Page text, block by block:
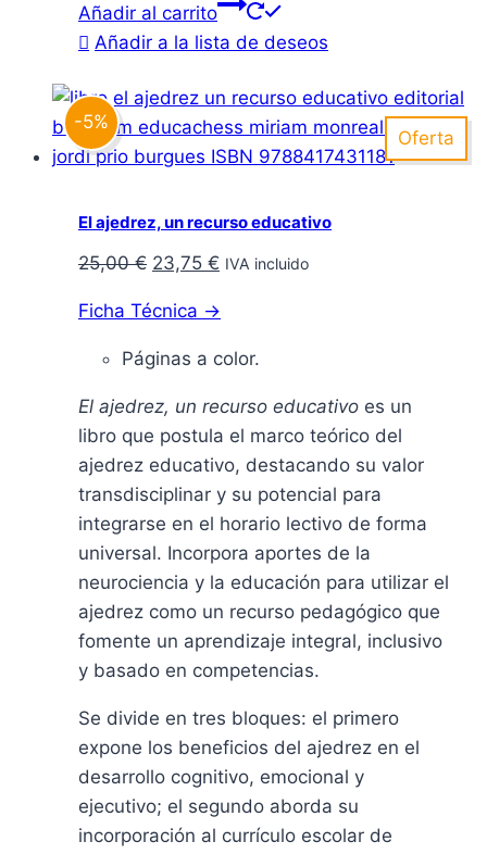
Añadir al carrito
Añadir a la lista de deseos
Oferta
-5%
El ajedrez, un recurso educativo
25,00€ El
original
era:
23,75 € El
actual
es:
IVA incluido
Ficha Técnica →
Páginas a color.
El ajedrez, un recurso educativo es un
libro que postula el marco teórico del
ajedrez educativo, destacando su valor
transdisciplinar y su potencial para
integrarse en el horario lectivo de forma
universal. Incorpora aportes de la
neurociencia y la educación para utilizar el
ajedrez como un recurso pedagógico que
fomente un aprendizaje integral, inclusivo
y basado en competencias.
Se divide en tres bloques: el primero
expone los beneficios del ajedrez en el
desarrollo cognitivo, emocional y
ejecutivo; el segundo aborda su
incorporación al currículo escolar de